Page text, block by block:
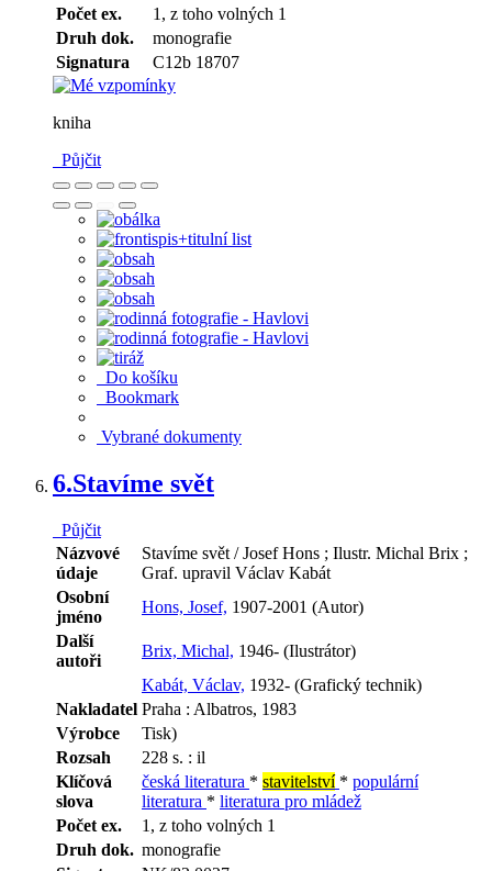
Počet ex.
1, z toho volných 1
Druh dok.
monografie
Signatura
C12b 18707
kniha
Půjčit
Do košíku
Bookmark
Vybrané dokumenty
6.Stavíme svět
Půjčit
Názvové
údaje
Stavíme svět / Josef Hons ; Ilustr. Michal Brix ;
Graf. upravil Václav Kabát
Osobní
jméno
Hons, Josef, 1907-2001 (Autor)
Další
autoři
Brix, Michal, 1946- (Ilustrátor)
Kabát, Václav, 1932- (Grafický technik)
Nakladatel Praha : Albatros, 1983
Výrobce
Tisk)
Rozsah
228 s. : il
Klíčová
slova
česká literatura * stavitelství * populární
literatura * literatura pro mládež
Počet ex.
1, z toho volných 1
Druh dok. monografie